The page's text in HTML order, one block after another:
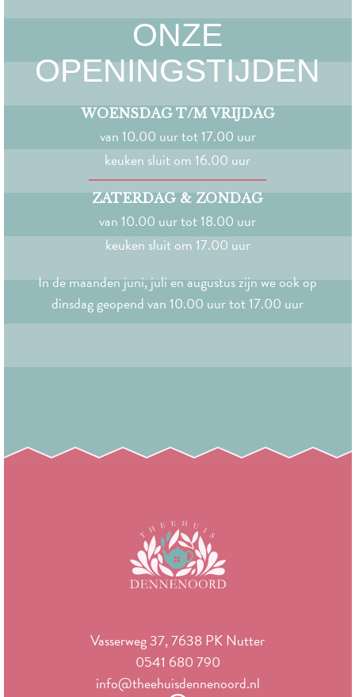
ONZE
OPENINGSTIJDEN
WOENSDAG T/M VRIJDAG
van 10.00 uur tot 17.00 uur
keuken sluit om 16.00 uur
ZATERDAG & ZONDAG
van 10.00 uur tot 18.00 uur
keuken sluit om 17.00 uur
In de maanden juni, juli en augustus zijn we ook op
dinsdag geopend van 10.00 uur tot 17.00 uur
Vasserweg 37, 7638 PK Nutter
0541 680 790
info@theehuisdennenoord.nl